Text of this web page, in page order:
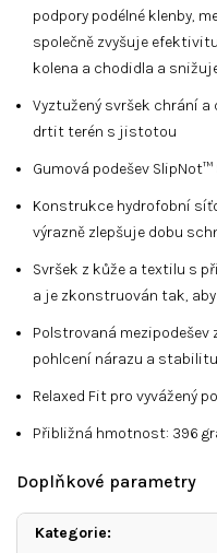
podpory podélné klenby,
společně zvyšuje
kolena a chodidla a
Vyztužený svršek chrání a
drtit terén s jistotou
Gumová podešev
Konstrukce hydrofobní
výrazně zlepšuje dobu
Svršek z kůže a textilu s
a je zkonstruován tak, aby
Polstrovaná mezipodešev
pohlcení nárazu a stabilitu
Relaxed Fit pro vyvážený
Přibližná hmotnost: 396
Doplňkové parametry
Kategorie: